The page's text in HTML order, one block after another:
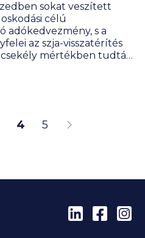
sokat veszített
célú
adókedvezmény, s a
az szja-visszatérítés
mértékben tudták
4 5